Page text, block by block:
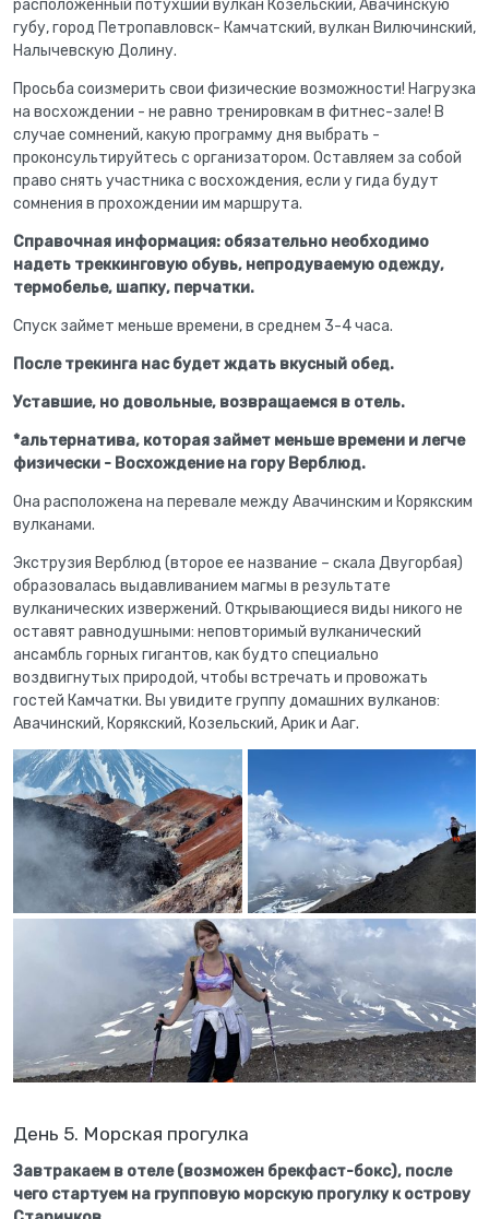
расположенный потухший вулкан Козельский, Авачинскую
губу, город Петропавловск- Камчатский, вулкан Вилючинский,
Налычевскую Долину.
Просьба соизмерить свои физические возможности! Нагрузка
на восхождении - не равно тренировкам в фитнес-зале! В
случае сомнений, какую программу дня выбрать -
проконсультируйтесь с организатором. Оставляем за собой
право снять участника с восхождения, если у гида будут
сомнения в прохождении им маршрута.
Справочная информация: обязательно необходимо
надеть треккинговую обувь, непродуваемую одежду,
термобелье, шапку, перчатки.
Спуск займет меньше времени, в среднем 3-4 часа.
После трекинга нас будет ждать вкусный обед.
Уставшие, но довольные, возвращаемся в отель.
*альтернатива, которая займет меньше времени и легче
физически - Восхождение на гору Верблюд.
Она расположена на перевале между Авачинским и Корякским
вулканами.
Экструзия Верблюд (второе ее название – скала Двугорбая)
образовалась выдавливанием магмы в результате
вулканических извержений. Открывающиеся виды никого не
оставят равнодушными: неповторимый вулканический
ансамбль горных гигантов, как будто специально
воздвигнутых природой, чтобы встречать и провожать
гостей Камчатки. Вы увидите группу домашних вулканов:
Авачинский, Корякский, Козельский, Арик и Ааг.
День 5. Морская прогулка
Завтракаем в отеле (возможен брекфаст-бокс), после
чего стартуем на групповую морскую прогулку к острову